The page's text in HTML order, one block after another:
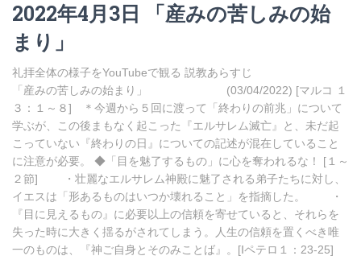
2022年4月3日 「産みの苦しみの始
まり」
礼拝全体の様子をYouTubeで観る 説教あらすじ
「産みの苦しみの始まり」 (03/04/2022) [マルコ １
３：１～８] ＊今週から５回に渡って「終わりの前兆」について
学ぶが、この後まもなく起こった『エルサレム滅亡』と、未だ起
こっていない『終わりの日』についての記述が混在していること
に注意が必要。 ◆「目を魅了するもの」に心を奪われるな！ [１～
２節] ・壮麗なエルサレム神殿に魅了される弟子たちに対し、
イエスは「形あるものはいつか壊れること」を指摘した。 ・
『目に見えるもの』に必要以上の信頼を寄せていると、それらを
失った時に大きく揺るがされてしまう。人生の信頼を置くべき唯
一のものは、『神ご自身とそのみことば』。[Ⅰペテロ１：23-25]